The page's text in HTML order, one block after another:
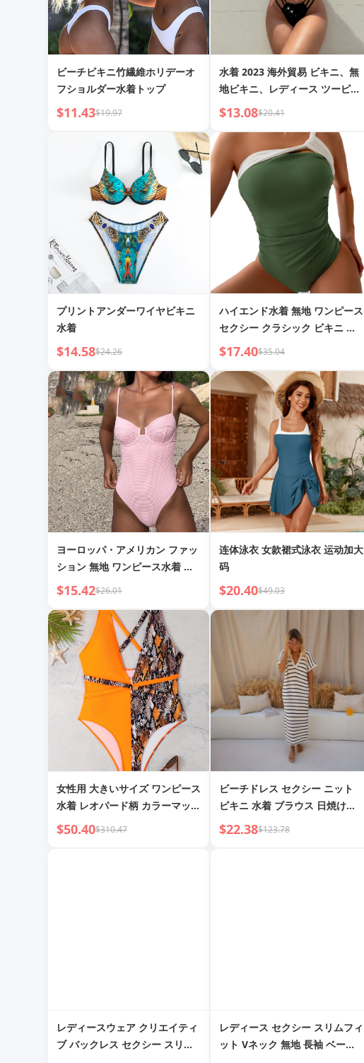
ビーチビキニ竹繊維ホリデーオ
フショルダー水着トップ
$11.43$19.97
水着 2023 海外貿易 ビキニ、無
地ビキニ、レディース ツーピー
ス水着、トライアングルビキニ
A12H
$13.08$20.41
プリントアンダーワイヤビキニ
水着
$14.58$24.26
ハイエンド水着 無地 ワンピース
セクシー クラシック ビキニ 水
着
$17.40$35.04
ヨーロッパ・アメリカン ファッ
ション 無地 ワンピース水着 レ
ディース
$15.42$26.01
连体泳衣 女款裙式泳衣 运动加大
码
$20.40$49.03
女性用 大きいサイズ ワンピース
水着 レオパード柄 カラーマッチ
ング アシンメトリー タイ ワン
ピース水着 バックレス セクシー
$50.40$310.47
ビーチドレス セクシー ニット
ビキニ 水着 ブラウス 日焼け止
め
$22.38$123.78
レディースウェア クリエイティ
ブ バックレス セクシー スリム
レディース セクシー スリムフィ
ット Vネック 無地 長袖 ベース